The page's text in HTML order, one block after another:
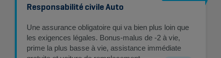
Responsabilité civile Auto
Une assurance obligatoire qui va bien plus loin que
les exigences légales. Bonus-malus de -2 à vie,
prime la plus basse à vie, assistance immédiate